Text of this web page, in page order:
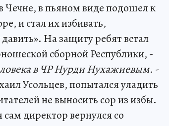
Чечне, в пьяном виде подошел к
и стал их избивать,
На защиту ребят встал
сборной Республики, -
в ЧР Нурди Нухажиевым. -
Усольцев, попытался уладить
не выносить сор из избы.
директор вернулся со